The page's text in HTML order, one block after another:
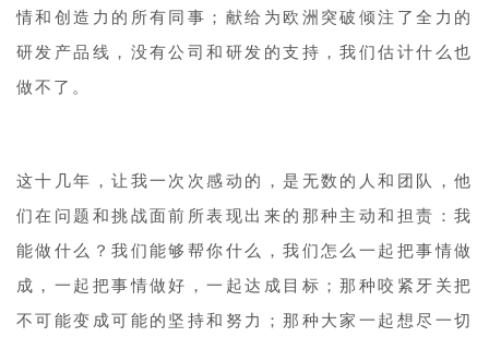
情和创造力的所有同事；献给为欧洲突破倾注了全力的
研发产品线，没有公司和研发的支持，我们估计什么也
做不了。
这十几年，让我一次次感动的，是无数的人和团队，他
们在问题和挑战面前所表现出来的那种主动和担责：我
能做什么？我们能够帮你什么，我们怎么一起把事情做
成，一起把事情做好，一起达成目标；那种咬紧牙关把
不可能变成可能的坚持和努力；那种大家一起想尽一切